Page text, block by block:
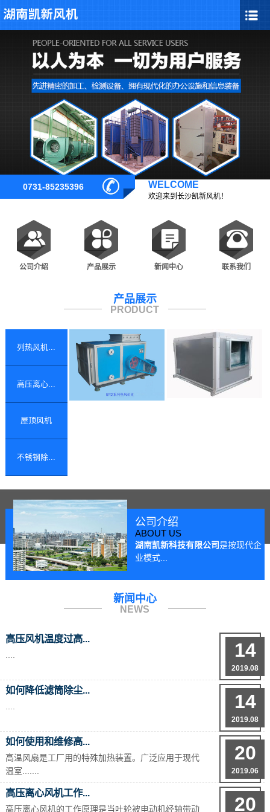
WELCOME
欢迎来到长沙凯新风机！
公司介绍 产品展示 新闻中心 联系我们
产品展示
PRODUCT
列热风机...
高压离心...
屋顶风机
不锈钢除...
公司介绍
ABOUT US
湖南凯新科技有限公司是按现代企
业模式...
新闻中心
NEWS
14
2019.08
高压风机温度过高...
14
2019.08
如何降低滤筒除尘...
20
2019.06
如何使用和维修高...
高温风扇是工厂用的特殊加热装置。广泛应用于现代
温室.......
20
高压离心风机工作...
高压离心风机的工作原理是当叶轮被电动机经轴带动